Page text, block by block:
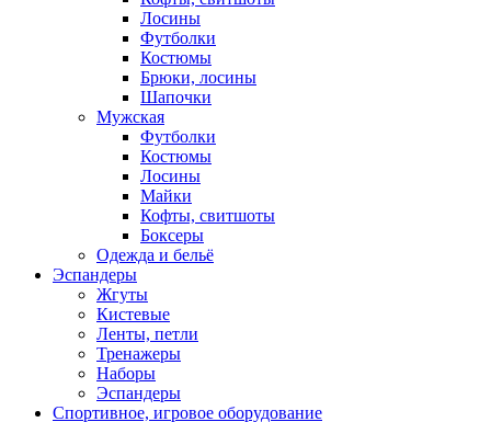
Лосины
Футболки
Костюмы
Брюки, лосины
Шапочки
Мужская
Футболки
Костюмы
Лосины
Майки
Кофты, свитшоты
Боксеры
Одежда и бельё
Эспандеры
Жгуты
Кистевые
Ленты, петли
Тренажеры
Наборы
Эспандеры
Спортивное, игровое оборудование